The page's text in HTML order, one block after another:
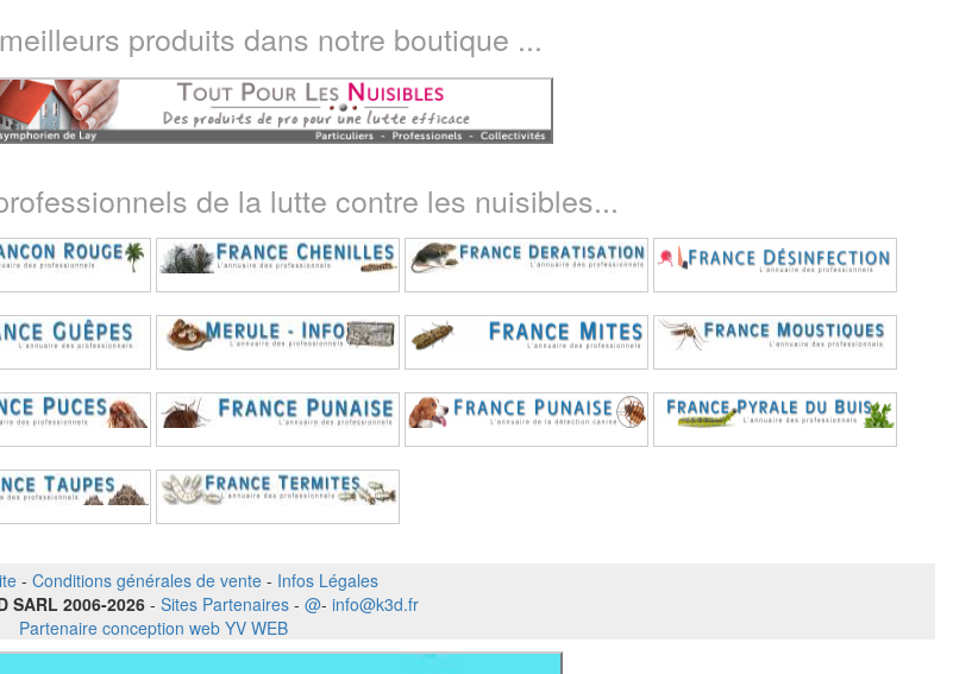
produits dans notre boutique ...
de la lutte contre les nuisibles...
- Conditions générales de vente - Infos Légales
SARL 2006-2026 - Sites Partenaires- @- info@k3d.fr
Partenaire conception web YV WEB